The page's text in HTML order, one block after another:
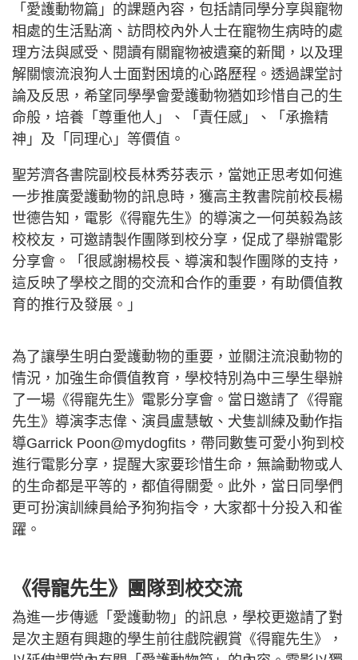
「愛護動物篇」的課題內容，包括請同學分享與寵物
相處的生活點滴、訪問校內外人士在寵物生病時的處
理方法與感受、閱讀有關寵物被遺棄的新聞，以及理
解關懷流浪狗人士面對困境的心路歷程。透過課堂討
論及反思，希望同學學會愛護動物猶如珍惜自己的生
命般，培養「尊重他人」、「責任感」、「承擔精
神」及「同理心」等價值。
聖芳濟各書院副校長林秀芬表示，當她正思考如何進
一步推廣愛護動物的訊息時，獲高主教書院前校長楊
世德告知，電影《得寵先生》的導演之一何英毅為該
校校友，可邀請製作團隊到校分享，促成了舉辦電影
分享會。「很感謝楊校長、導演和製作團隊的支持，
這反映了學校之間的交流和合作的重要，有助價值教
育的推行及發展。」
為了讓學生明白愛護動物的重要，並關注流浪動物的
情況，加強生命價值教育，學校特別為中三學生舉辦
了一場《得寵先生》電影分享會。當日邀請了《得寵
先生》導演李志偉、演員盧慧敏、犬隻訓練及動作指
導Garrick Poon@mydogfits，帶同數隻可愛小狗到校
進行電影分享，提醒大家要珍惜生命，無論動物或人
的生命都是平等的，都值得關愛。此外，當日同學們
更可扮演訓練員給予狗狗指令，大家都十分投入和雀
躍。
《得寵先生》團隊到校交流
為進一步傳遞「愛護動物」的訊息，學校更邀請了對
是次主題有興趣的學生前往戲院觀賞《得寵先生》，